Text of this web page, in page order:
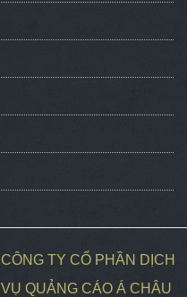
CÔNG TY CỔ PHẦN DỊCH
VỤ QUẢNG CÁO Á CHÂU